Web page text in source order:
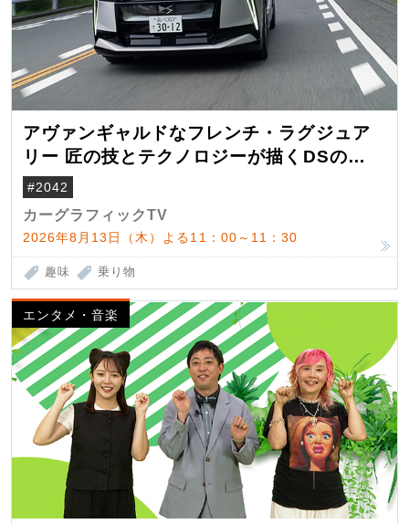
アヴァンギャルドなフレンチ・ラグジュア
リー 匠の技とテクノロジーが描くDSの世
界観
#2042
カーグラフィックTV
2026年8月13日（木）よる11：00～11：30
趣味 乗り物
エンタメ・音楽